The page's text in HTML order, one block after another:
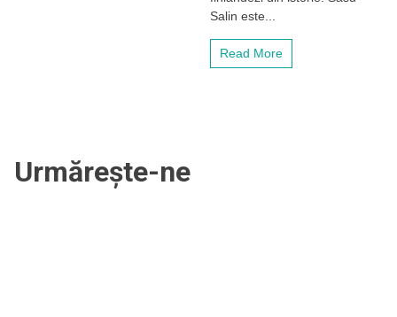
Salin este...
Read More
Urmărește-ne